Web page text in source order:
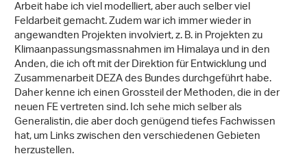
Arbeit habe ich viel modelliert, aber auch selber viel
Feldarbeit gemacht. Zudem war ich immer wieder in
angewandten Projekten involviert, z. B. in Projekten zu
Klimaanpassungsmassnahmen im Himalaya und in den
Anden, die ich oft mit der Direktion für Entwicklung und
Zusammenarbeit DEZA des Bundes durchgeführt habe.
Daher kenne ich einen Grossteil der Methoden, die in der
neuen FE vertreten sind. Ich sehe mich selber als
Generalistin, die aber doch genügend tiefes Fachwissen
hat, um Links zwischen den verschiedenen Gebieten
herzustellen.